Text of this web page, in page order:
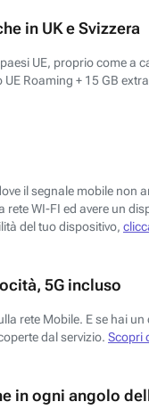
in UK e Svizzera
UE, proprio come a
Roaming + 15 GB
il segnale mobile non
rete WI-FI ed avere un
del tuo dispositivo,
5G incluso
rete Mobile. E se hai
dal servizio. Scopri
in ogni angolo